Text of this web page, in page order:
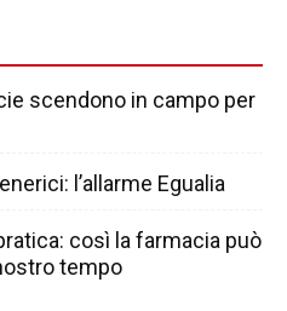
scendono in campo per
l’allarme Egualia
così la farmacia può
tempo